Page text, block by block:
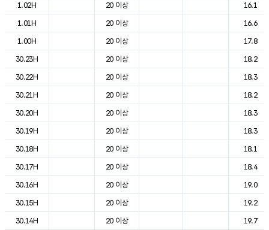
1.02H
20 이상
16.1
1.01H
20 이상
16.6
1.00H
20 이상
17.8
30.23H
20 이상
18.2
30.22H
20 이상
18.3
30.21H
20 이상
18.2
30.20H
20 이상
18.3
30.19H
20 이상
18.3
30.18H
20 이상
18.1
30.17H
20 이상
18.4
30.16H
20 이상
19.0
30.15H
20 이상
19.2
30.14H
20 이상
19.7